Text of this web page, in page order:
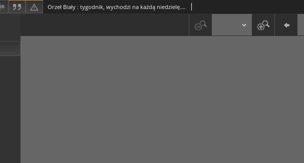
Orzeł Biały : tygodnik, wychodzi na każdą niedzielę. - R. 1, nr 6 (8 lutego 1925)